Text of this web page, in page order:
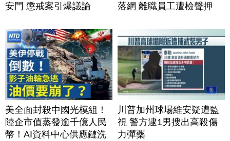
安門 懲戒案引爆議論
落網 離職員工遭檢聲押
美全面封殺中國光模組！
陸企市值蒸發逾千億人民
幣！AI資料中心供應鏈洗
川普加州球場維安疑遭監
視 警方逮1男搜出高殺傷
力彈藥